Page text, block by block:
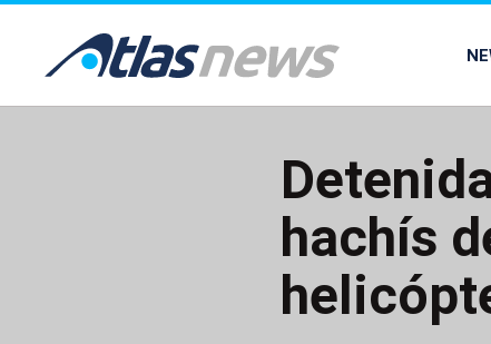
common.go-to-content
hachís